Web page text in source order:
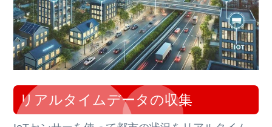
リアルタイムデータの収集